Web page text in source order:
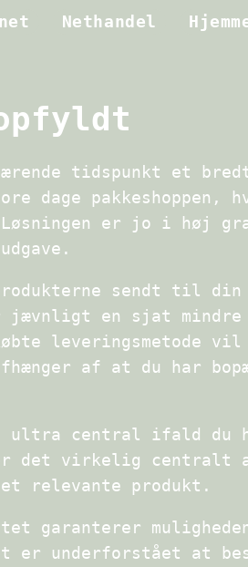
Nethandel
tidspunkt et
pakkeshoppen,
er jo i høj
sendt til
jævnligt en sjat
leveringsmetode
af at du har
ultra central ifald du
er det virkelig centralt
relevante produkt.
garanterer
er underforstået at